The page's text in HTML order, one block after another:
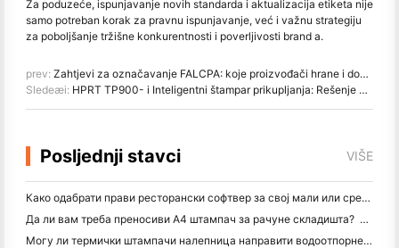
Za poduzeće, ispunjavanje novih standarda i aktualizacija etiketa nije
samo potreban korak za pravnu ispunjavanje, već i važnu strategiju
za poboljšanje tržišne konkurentnosti i poverljivosti brand a.
prev: Zahtjevi za označavanje FALCPA: koje proizvođači hrane i dostavljači moraju znati
Sledeæi: HPRT TP900- i Inteligentni štampar prikupljanja: Rešenje za štampu oblaka i web za Retail and Food Service
Posljednji stavci VIŠE
Како одабрати прави ресторански софтвер за свој мали или средњи ресторан
Да ли вам треба преносиви А4 штампач за рачуне складишта? Шта заправо ради
Могу ли термички штампачи налепница направити водоотпорне налепнице за мале пословне производе?